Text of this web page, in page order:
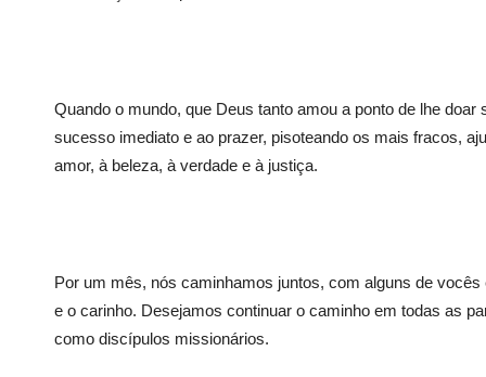
Quando o mundo, que Deus tanto amou a ponto de lhe
sucesso imediato e ao prazer, pisoteando os mais fracos,
amor, à beleza, à verdade e à justiça.
Por um mês, nós caminhamos juntos, com alguns de
e o carinho. Desejamos continuar o caminho em todas as
como discípulos missionários.